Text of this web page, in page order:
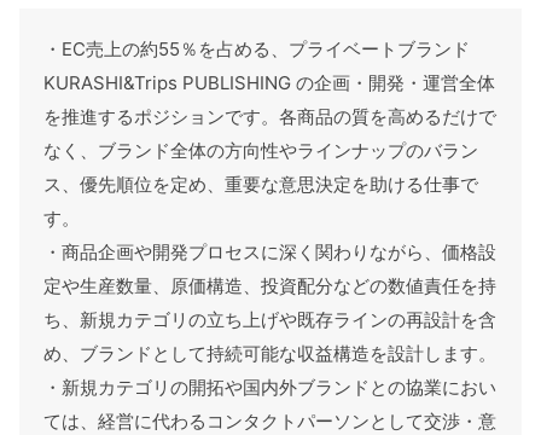
・EC売上の約55％を占める、プライベートブランド
KURASHI&Trips PUBLISHING の企画・開発・運営全体
を推進するポジションです。各商品の質を高めるだけで
なく、ブランド全体の方向性やラインナップのバラン
ス、優先順位を定め、重要な意思決定を助ける仕事で
す。
・商品企画や開発プロセスに深く関わりながら、価格設
定や生産数量、原価構造、投資配分などの数値責任を持
ち、新規カテゴリの立ち上げや既存ラインの再設計を含
め、ブランドとして持続可能な収益構造を設計します。
・新規カテゴリの開拓や国内外ブランドとの協業におい
ては、経営に代わるコンタクトパーソンとして交渉・意